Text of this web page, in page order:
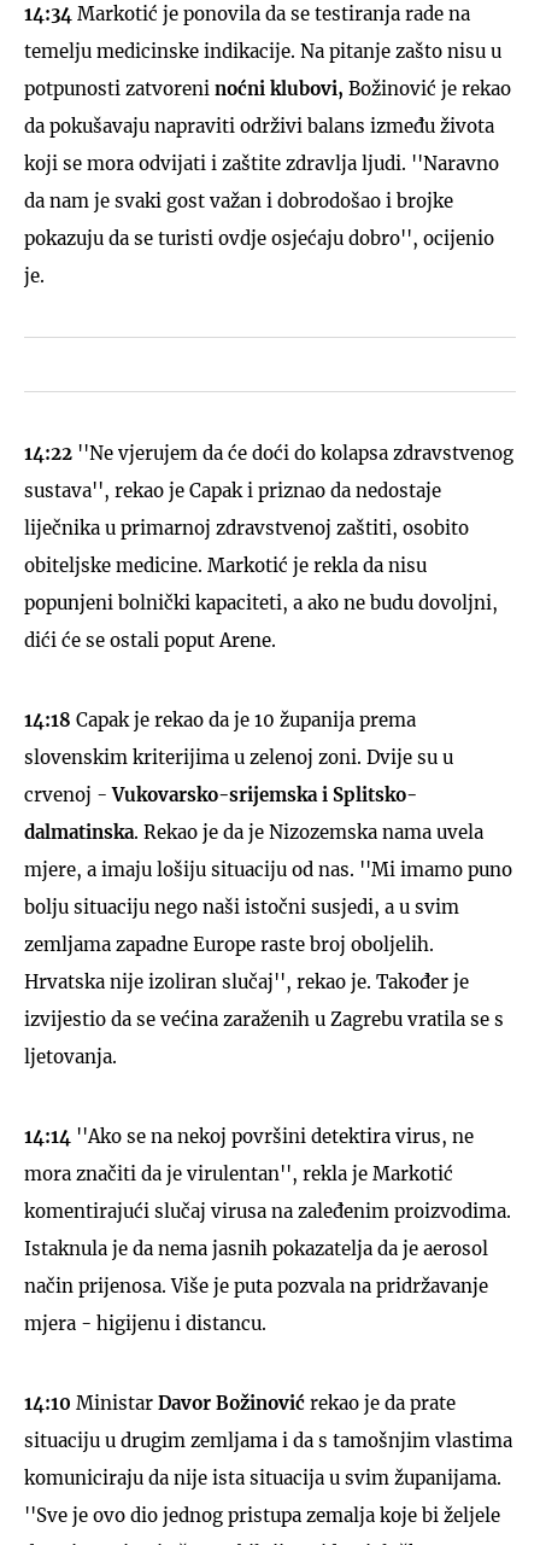
14:34 Markotić je ponovila da se testiranja rade na
temelju medicinske indikacije. Na pitanje zašto nisu u
potpunosti zatvoreni noćni klubovi, Božinović je rekao
da pokušavaju napraviti održivi balans između života
koji se mora odvijati i zaštite zdravlja ljudi. ''Naravno
da nam je svaki gost važan i dobrodošao i brojke
pokazuju da se turisti ovdje osjećaju dobro'', ocijenio
je.
14:22 ''Ne vjerujem da će doći do kolapsa zdravstvenog
sustava'', rekao je Capak i priznao da nedostaje
liječnika u primarnoj zdravstvenoj zaštiti, osobito
obiteljske medicine. Markotić je rekla da nisu
popunjeni bolnički kapaciteti, a ako ne budu dovoljni,
dići će se ostali poput Arene.
14:18 Capak je rekao da je 10 županija prema
slovenskim kriterijima u zelenoj zoni. Dvije su u
crvenoj -Vukovarsko-srijemska i Splitsko-
dalmatinska. Rekao je da je Nizozemska nama uvela
mjere, a imaju lošiju situaciju od nas. ''Mi imamo puno
bolju situaciju nego naši istočni susjedi, a u svim
zemljama zapadne Europe raste broj oboljelih.
Hrvatska nije izoliran slučaj'', rekao je. Također je
izvijestio da se većina zaraženih u Zagrebu vratila se s
ljetovanja.
14:14 ''Ako se na nekoj površini detektira virus, ne
mora značiti da je virulentan'', rekla je Markotić
komentirajući slučaj virusa na zaleđenim proizvodima.
Istaknula je da nema jasnih pokazatelja da je aerosol
način prijenosa. Više je puta pozvala na pridržavanje
mjera - higijenu i distancu.
14:10 Ministar Davor Božinović rekao je da prate
situaciju u drugim zemljama i da s tamošnjim vlastima
komuniciraju da nije ista situacija u svim županijama.
''Sve je ovo dio jednog pristupa zemalja koje bi željele